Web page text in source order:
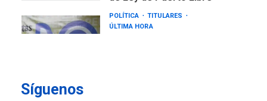
POLÍTICA
TITULARES
ÚLTIMA HORA
Síguenos